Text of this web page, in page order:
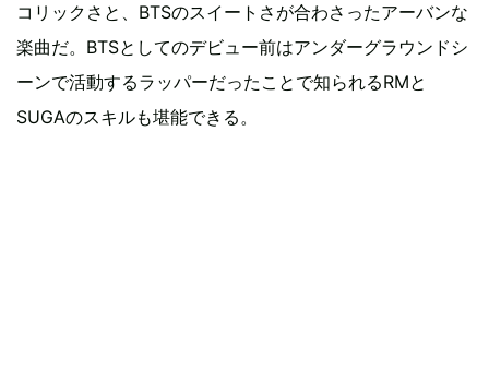
コリックさと、BTSのスイートさが合わさったアーバンな
楽曲だ。BTSとしてのデビュー前はアンダーグラウンドシ
ーンで活動するラッパーだったことで知られるRMと
SUGAのスキルも堪能できる。